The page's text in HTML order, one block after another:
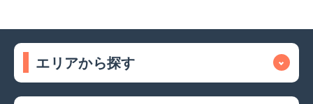
エリアから探す